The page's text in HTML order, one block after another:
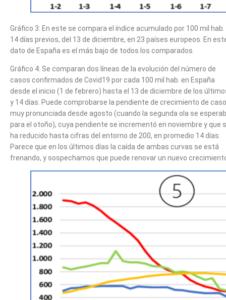
Gráfico 3: En este se compara el índice acumulado por 100 mil hab.
14 días previos, del 13 de diciembre, en 23 países europeos. En
dato de España es el más bajo de todos los comparados.
Gráfico 4: Se comparan dos líneas de la evolución del número de
casos confirmados de Covid19 por cada 100 mil hab. en España
desde el inicio (1 de febrero) hasta el 13 de diciembre de los
y 14 días. Puede comprobarse la pendiente de crecimiento de
muy pronunciada desde agosto (cuando la segunda ola se
para el otoño), cuya pendiente se incrementó en noviembre y que
ha reducido hasta cifras del entorno de 200, en promedio 14 días.
Parece que en los últimos días la caída de ambas curvas se está
frenando, y sospechamos que puede renovar un nuevo